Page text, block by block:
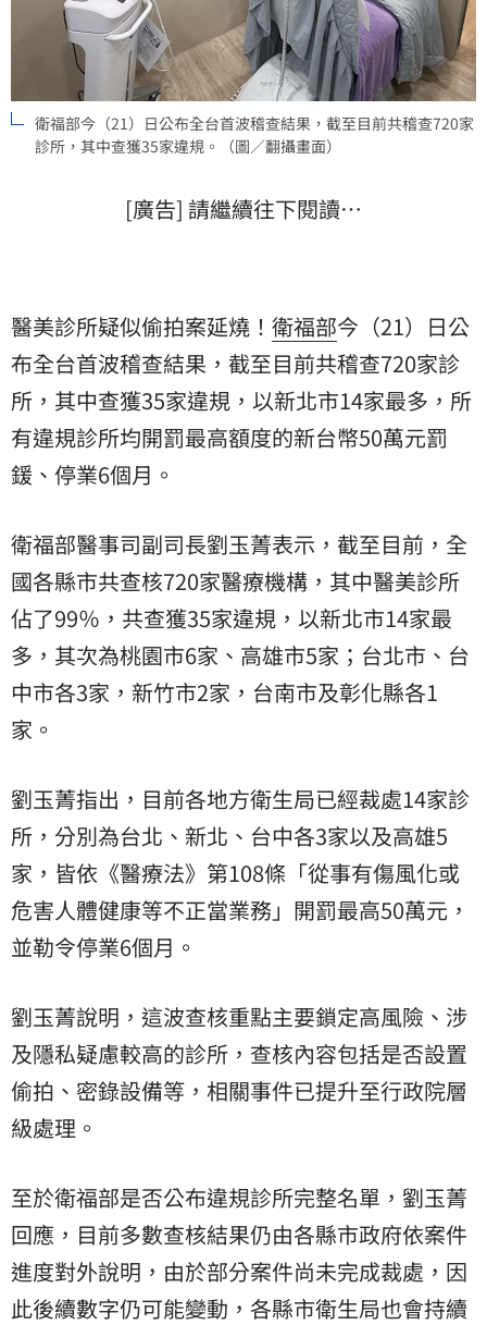
衛福部今（21）日公布全台首波稽查結果，截至目前共稽查720家
診所，其中查獲35家違規。（圖／翻攝畫面）
[廣告] 請繼續往下閱讀…
醫美診所疑似偷拍案延燒！ 衛福部今（21）日公
布全台首波稽查結果，截至目前共稽查720家診
所，其中查獲35家違規，以新北市14家最多，所
有違規診所均開罰最高額度的新台幣50萬元罰
鍰、停業6個月。
衛福部醫事司副司長劉玉菁表示，截至目前，全
國各縣市共查核720家醫療機構，其中醫美診所
佔了99％，共查獲35家違規，以新北市14家最
多，其次為桃園市6家、高雄市5家；台北市、台
中市各3家，新竹市2家，台南市及彰化縣各1
家。
劉玉菁指出，目前各地方衛生局已經裁處14家診
所，分別為台北、新北、台中各3家以及高雄5
家，皆依《醫療法》第108條「從事有傷風化或
危害人體健康等不正當業務」開罰最高50萬元，
並勒令停業6個月。
劉玉菁說明，這波查核重點主要鎖定高風險、涉
及隱私疑慮較高的診所，查核內容包括是否設置
偷拍、密錄設備等，相關事件已提升至行政院層
級處理。
至於衛福部是否公布違規診所完整名單，劉玉菁
回應，目前多數查核結果仍由各縣市政府依案件
進度對外說明，由於部分案件尚未完成裁處，因
此後續數字仍可能變動，各縣市衛生局也會持續